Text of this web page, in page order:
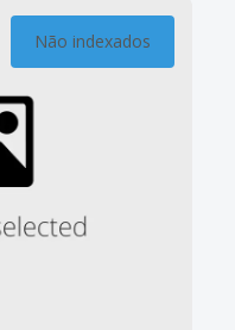
Não indexados